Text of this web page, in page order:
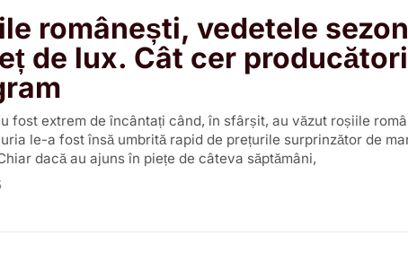
românești, vedetele
de lux. Cât cer
fost extrem de încântați când, în sfârșit, au văzut roșiile
le-a fost însă umbrită rapid de prețurile surprinzător de
dacă au ajuns în piețe de câteva săptămâni,